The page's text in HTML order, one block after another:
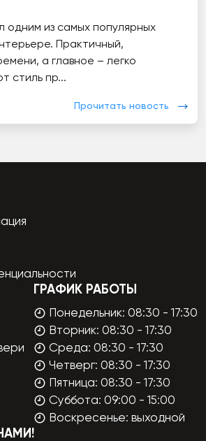
одним из самых популярных
Практичный,
а главное – легко
стиль пр...
Прочитать новость
ГРАФИК РАБОТЫ
Понедельник: 08:30 - 17:30
Вторник: 08:30 - 17:30
Среда: 08:30 - 17:30
Четверг: 08:30 - 17:30
Пятница: 08:30 - 17:30
Суббота: 09:00 - 15:00
Воскресенье: выходной